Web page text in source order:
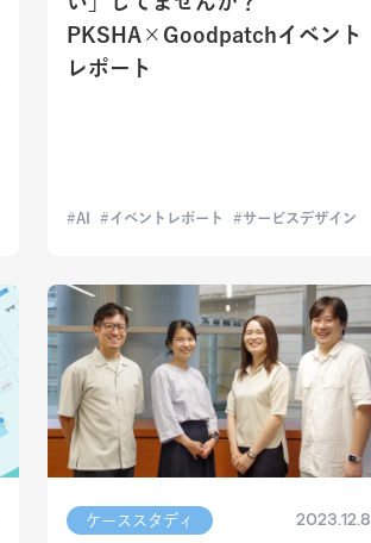
PKSHA×Goodpatchイベント
レポート
AI イベントレポート サービスデザイン
ケーススタディ 2023.12.8